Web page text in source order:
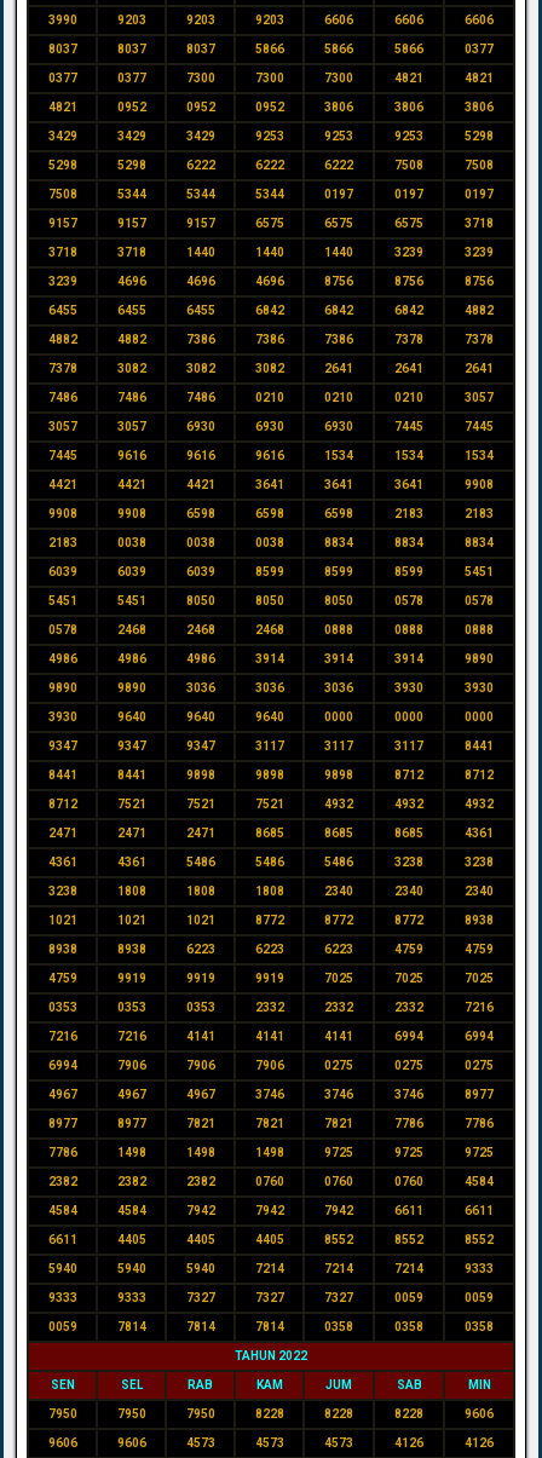
3990 9203 9203 9203 6606 6606 6606
8037 8037 8037 5866 5866 5866 0377
0377 0377 7300 7300 7300 4821 4821
4821 0952 0952 0952 3806 3806 3806
3429 3429 3429 9253 9253 9253 5298
5298 5298 6222 6222 6222 7508 7508
7508 5344 5344 5344 0197 0197 0197
9157 9157 9157 6575 6575 6575 3718
3718 3718 1440 1440 1440 3239 3239
3239 4696 4696 4696 8756 8756 8756
6455 6455 6455 6842 6842 6842 4882
4882 4882 7386 7386 7386 7378 7378
7378 3082 3082 3082 2641 2641 2641
7486 7486 7486 0210 0210 0210 3057
3057 3057 6930 6930 6930 7445 7445
7445 9616 9616 9616 1534 1534 1534
4421 4421 4421 3641 3641 3641 9908
9908 9908 6598 6598 6598 2183 2183
2183 0038 0038 0038 8834 8834 8834
6039 6039 6039 8599 8599 8599 5451
5451 5451 8050 8050 8050 0578 0578
0578 2468 2468 2468 0888 0888 0888
4986 4986 4986 3914 3914 3914 9890
9890 9890 3036 3036 3036 3930 3930
3930 9640 9640 9640 0000 0000 0000
9347 9347 9347 3117 3117 3117 8441
8441 8441 9898 9898 9898 8712 8712
8712 7521 7521 7521 4932 4932 4932
2471 2471 2471 8685 8685 8685 4361
4361 4361 5486 5486 5486 3238 3238
3238 1808 1808 1808 2340 2340 2340
1021 1021 1021 8772 8772 8772 8938
8938 8938 6223 6223 6223 4759 4759
4759 9919 9919 9919 7025 7025 7025
0353 0353 0353 2332 2332 2332 7216
7216 7216 4141 4141 4141 6994 6994
6994 7906 7906 7906 0275 0275 0275
4967 4967 4967 3746 3746 3746 8977
8977 8977 7821 7821 7821 7786 7786
7786 1498 1498 1498 9725 9725 9725
2382 2382 2382 0760 0760 0760 4584
4584 4584 7942 7942 7942 6611 6611
6611 4405 4405 4405 8552 8552 8552
5940 5940 5940 7214 7214 7214 9333
9333 9333 7327 7327 7327 0059 0059
0059 7814 7814 7814 0358 0358 0358
TAHUN 2022
SEN SEL RAB KAM JUM SAB MIN
7950 7950 7950 8228 8228 8228 9606
9606 9606 4573 4573 4573 4126 4126